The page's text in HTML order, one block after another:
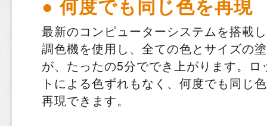
● 何度でも同じ色を再現
最新のコンピューターシステムを搭載
調色機を使用し、全ての色とサイズの
が、たったの5分ででき上がります。ロ
トによる色ずれもなく、何度でも同じ
再現できます。